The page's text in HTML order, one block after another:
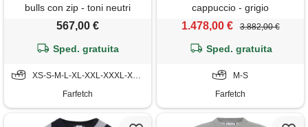
bulls con zip - toni neutri
567,00 €
Sped. gratuita
XS-S-M-L-XL-XXL-XXXL-XXXXL
Farfetch
cappuccio - grigio
1.478,00 € 3.882,00 €
Sped. gratuita
M-S
Farfetch